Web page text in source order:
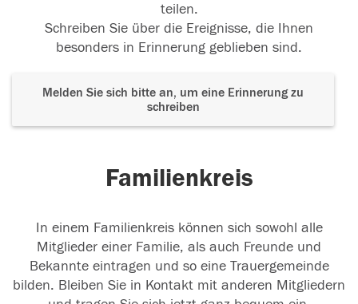
teilen.
Schreiben Sie über die Ereignisse, die Ihnen
besonders in Erinnerung geblieben sind.
Melden Sie sich bitte an, um eine Erinnerung zu
schreiben
Familienkreis
In einem Familienkreis können sich sowohl alle
Mitglieder einer Familie, als auch Freunde und
Bekannte eintragen und so eine Trauergemeinde
bilden. Bleiben Sie in Kontakt mit anderen Mitgliedern